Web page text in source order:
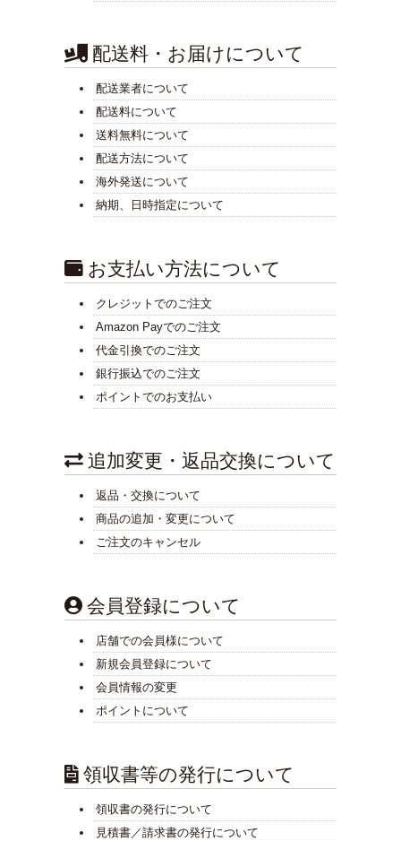
配送料・お届けについて
配送業者について
配送料について
送料無料について
配送方法について
海外発送について
納期、日時指定について
お支払い方法について
クレジットでのご注文
Amazon Payでのご注文
代金引換でのご注文
銀行振込でのご注文
ポイントでのお支払い
追加変更・返品交換について
返品・交換について
商品の追加・変更について
ご注文のキャンセル
会員登録について
店舗での会員様について
新規会員登録について
会員情報の変更
ポイントについて
領収書等の発行について
領収書の発行について
見積書／請求書の発行について